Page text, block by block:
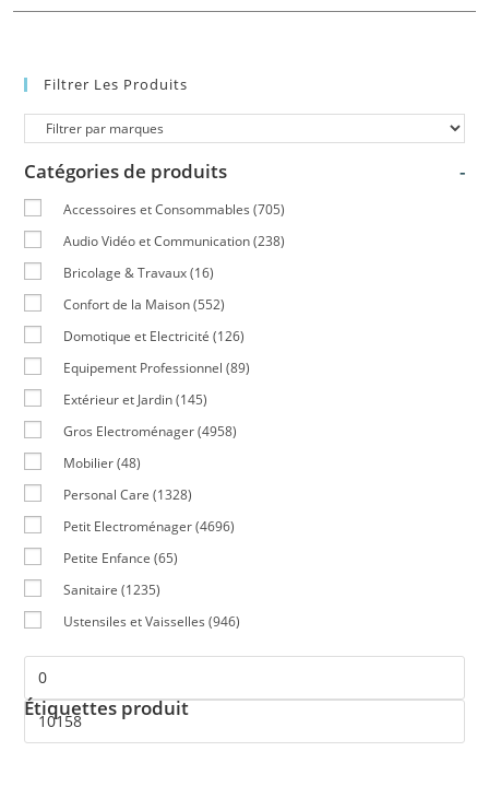
Filtrer Les Produits
Catégories de produits -
Accessoires et Consommables (705)
Audio Vidéo et Communication (238)
Bricolage & Travaux (16)
Confort de la Maison (552)
Domotique et Electricité (126)
Equipement Professionnel (89)
Extérieur et Jardin (145)
Gros Electroménager (4958)
Mobilier (48)
Personal Care (1328)
Petit Electroménager (4696)
Petite Enfance (65)
Sanitaire (1235)
Ustensiles et Vaisselles (946)
Étiquettes produit